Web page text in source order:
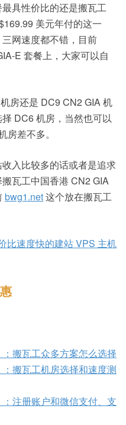
具性价比的还是搬瓦工
美元年付的这一
网速度都不错，目前
E 套餐上，大家可以自
房还是 DC9 CN2 GIA 机
DC6 机房，当然也可以
差不多。
入比较多的话或者是追求
瓦工中国香港 CN2 GIA
bwg1.net这个放在搬瓦工
比速度快的建站 VPS 主机
搬瓦工众多方案怎么选择
搬瓦工机房选择和速度测
注册账户和微信支付、支